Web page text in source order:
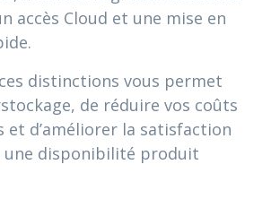
accès Cloud et une mise en
distinctions vous permet
de réduire vos coûts
et d’améliorer la satisfaction
une disponibilité produit